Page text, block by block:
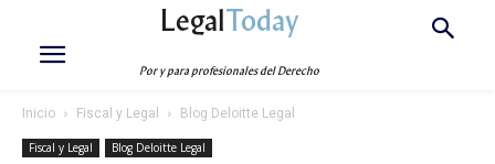
LegalToday
Por y para profesionales del Derecho
Inicio Fiscal y Legal Blog Deloitte Legal
Fiscal y Legal Blog Deloitte Legal